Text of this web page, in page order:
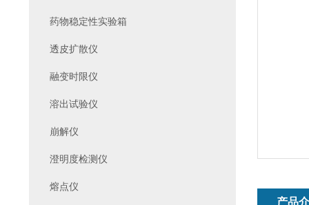
产品
药物稳定性实验箱
透皮扩散仪
融变时限仪
溶出试验仪
崩解仪
澄明度检测仪
熔点仪